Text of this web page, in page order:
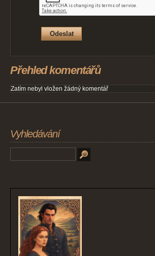
Přehled komentářů
Zatím nebyl vložen žádný komentář
Vyhledávání